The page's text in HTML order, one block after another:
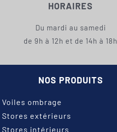
HORAIRES
Du mardi au samedi
de 9h à 12h et de 14h à 18h
NOS PRODUITS
Voiles ombrage
Stores extérieurs
Stores intérieurs